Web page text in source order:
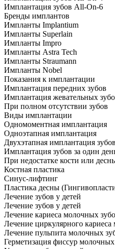
Имплантация зубов All-On-6
Бренды имплантов
Импланты Implantium
Импланты Superlain
Импланты Impro
Импланты Astra Tech
Импланты Straumann
Импланты Nobel
Показания к имплантации
Имплантация передних зубов
Имплантация жевательных
При полном отсутствии зубов
Виды имплантации
Одномоментная имплантация
Одноэтапная имплантация
Двухэтапная имплантация зубов
Имплантация зубов за один
При недостатке кости или
Костная пластика
Синус-лифтинг
Пластика десны
Лечение зубов у детей
Лечение зубов у детей
Лечение кариеса молочных
Лечение циркулярного
Лечение пульпита молочных
Герметизация фиссур молочных